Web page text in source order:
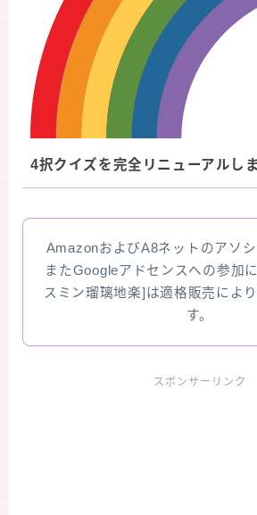
4択クイズを完全リニューアルし
AmazonおよびA8ネットのアソシ
またGoogleアドセンスへの参加
スミン瑠璃地楽]は適格販売によ
す。
スポンサーリンク